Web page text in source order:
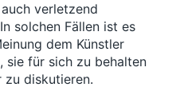
verletzend
solchen Fällen ist es
dem Künstler
sie für sich zu behalten
diskutieren.